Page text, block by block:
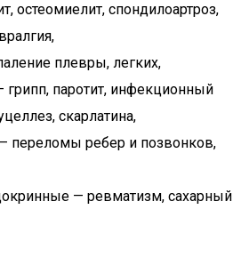
остеомиелит, спондилоартроз,
плевры, легких,
паротит, инфекционный
скарлатина,
переломы ребер и позвонков,
— ревматизм, сахарный